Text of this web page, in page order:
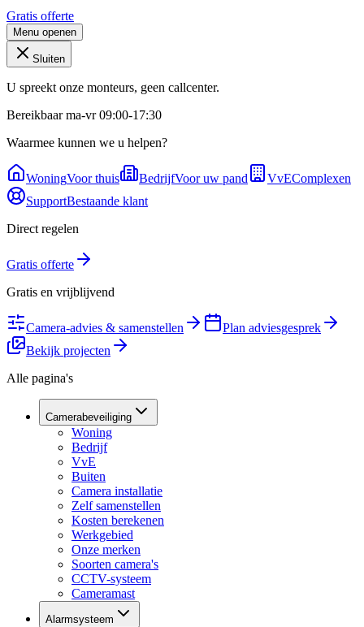
Gratis offerte
Menu openen
Sluiten
U spreekt onze monteurs, geen callcenter.
Bereikbaar ma-vr 09:00-17:30
Waarmee kunnen we u helpen?
WoningVoor thuis BedrijfVoor uw pand VvEComplexen
SupportBestaande klant
Direct regelen
Gratis offerte
Gratis en vrijblijvend
Camera-advies & samenstellen
Plan adviesgesprek
Bekijk projecten
Alle pagina's
Camerabeveiliging
Woning
Bedrijf
VvE
Buiten
Camera installatie
Zelf samenstellen
Kosten berekenen
Werkgebied
Onze merken
Soorten camera's
CCTV-systeem
Cameramast
Alarmsysteem